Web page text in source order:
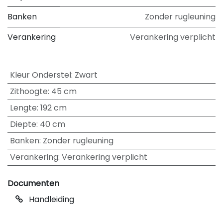
Banken
Zonder rugleuning
Verankering
Verankering verplicht
Kleur Onderstel: Zwart
Zithoogte: 45 cm
Lengte: 192 cm
Diepte: 40 cm
Banken: Zonder rugleuning
Verankering: Verankering verplicht
Documenten
Handleiding